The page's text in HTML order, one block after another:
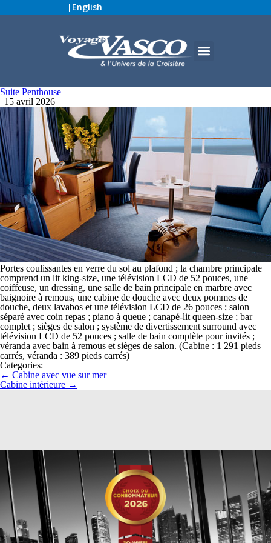
| English
Suite Penthouse
| 15 avril 2026
Portes coulissantes en verre du sol au plafond ; la chambre principale
comprend un lit king-size, une télévision LCD de 52 pouces, une
coiffeuse, un dressing, une salle de bain principale en marbre avec
baignoire à remous, une cabine de douche avec deux pommes de
douche, deux lavabos et une télévision LCD de 26 pouces ; salon
séparé avec coin repas ; piano à queue ; canapé-lit queen-size ; bar
complet ; sièges de salon ; système de divertissement surround avec
télévision LCD de 52 pouces ; salle de bain complète pour invités ;
véranda avec bain à remous et sièges de salon. (Cabine : 1 291 pieds
carrés, véranda : 389 pieds carrés)
Categories:
← Cabine avec vue sur mer
Cabine intérieure →